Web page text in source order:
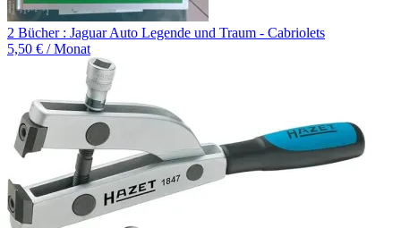
2 Bücher : Jaguar Auto Legende und Traum - Cabriolets
5,50 € / Monat